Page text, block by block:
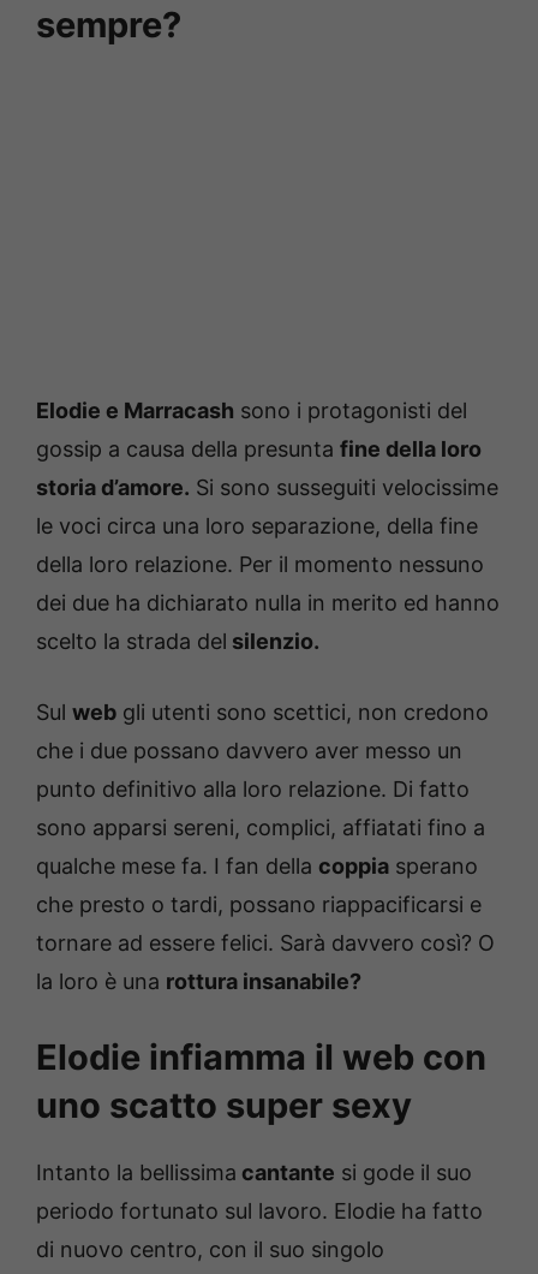
sempre?
Elodie e Marracash sono i protagonisti del
gossip a causa della presunta fine della loro
storia d’amore. Si sono susseguiti velocissime
le voci circa una loro separazione, della fine
della loro relazione. Per il momento nessuno
dei due ha dichiarato nulla in merito ed hanno
scelto la strada del silenzio.
Sul web gli utenti sono scettici, non credono
che i due possano davvero aver messo un
punto definitivo alla loro relazione. Di fatto
sono apparsi sereni, complici, affiatati fino a
qualche mese fa. I fan della coppia sperano
che presto o tardi, possano riappacificarsi e
tornare ad essere felici. Sarà davvero così? O
la loro è una rottura insanabile?
Elodie infiamma il web con
uno scatto super sexy
Intanto la bellissima cantante si gode il suo
periodo fortunato sul lavoro. Elodie ha fatto
di nuovo centro, con il suo singolo